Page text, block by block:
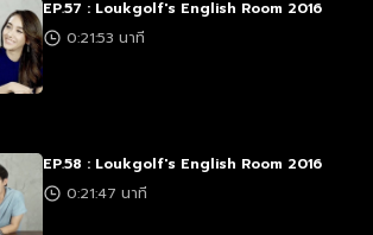
EP.57 : Loukgolf's English Room 2016
0:21:53 นาที
EP.58 : Loukgolf's English Room 2016
0:21:47 นาที